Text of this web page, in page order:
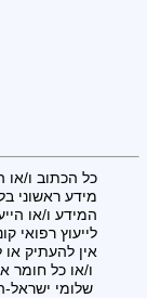
כל הכתוב ו/
מידע ראשוני
המידע ו/או
לייעוץ רפואי
אין להעתיק
ו/או כל חומר
שלומי ישראל-